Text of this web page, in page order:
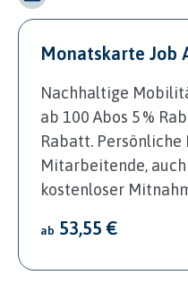
Monatskarte Job
Nachhaltige
ab 100 Abos 5 %
Rabatt.
Mitarbeitende,
kostenloser
ab 53,55 €